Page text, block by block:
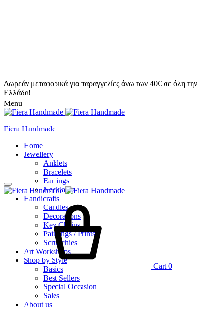
Δωρεάν μεταφορικά για παραγγελίες άνω των 40€ σε όλη την
Ελλάδα!
Menu
Fiera Handmade
Home
Jewellery
Anklets
Bracelets
Earrings
Necklaces
Handicrafts
Candles
Decorations
Key Chains
Paintings / Prints
Scrunchies
Art Workshops
Shop by Style
Basics
Best Sellers
Special Occasion
Sales
About us
Cart 0